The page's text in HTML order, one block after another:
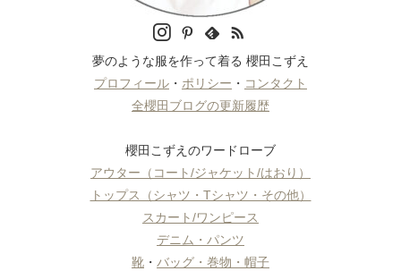
夢のような服を作って着る 櫻田こずえ
プロフィール ・ ポリシー ・ コンタクト
全櫻田ブログの更新履歴
櫻田こずえのワードローブ
アウター（コート/ジャケット/はおり）
トップス（シャツ・Tシャツ・その他）
スカート/ワンピース
デニム・パンツ
靴 ・ バッグ・巻物・帽子